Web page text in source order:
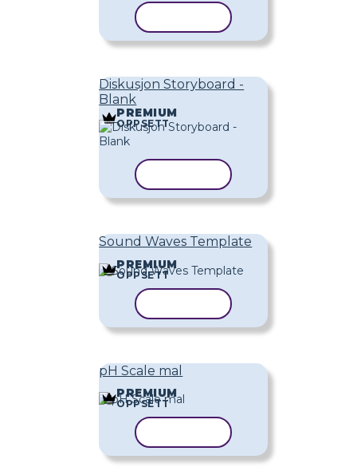
Diskusjon Storyboard -
Blank
PREMIUM
OPPSETT
Sound Waves Template
PREMIUM
OPPSETT
pH Scale mal
PREMIUM
OPPSETT